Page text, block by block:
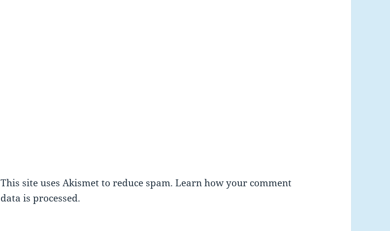
This site uses Akismet to reduce spam.Learn how your comment
data is processed.